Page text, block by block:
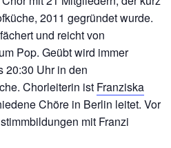
2011 gegründet wurde.
und reicht von
Pop. Geübt wird immer
20:30 Uhr in den
Chorleiterin ist Franziska
Chöre in Berlin leitet. Vor
mit Franzi